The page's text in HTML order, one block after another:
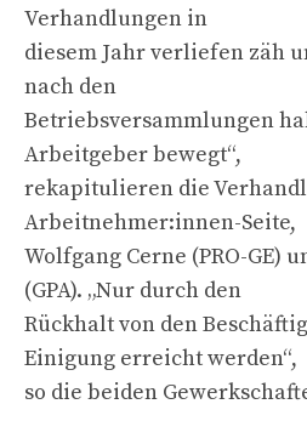
Verhandlungen in
diesem Jahr verliefen zäh
nach den
Betriebsversammlungen
Arbeitgeber bewegt“,
rekapitulieren die
Arbeitnehmer:innen-Seite,
Wolfgang Cerne (PRO-GE)
(GPA). „Nur durch den
Rückhalt von den
Einigung erreicht werden“,
so die beiden